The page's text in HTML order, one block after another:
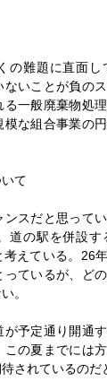
／市民に寄り添
方整備局 大呑
未来づくりを支援
へ／治水と親
ンタビュー
対応／体育館空
タビュー
会長就任インタ
難題に直面し
いことが負の
る一般廃棄物処
な組合事業の
て
スだと思って
道の駅を併設
えている。26
ているが、ど
。
が予定通り開通
この夏までには
されているのだ